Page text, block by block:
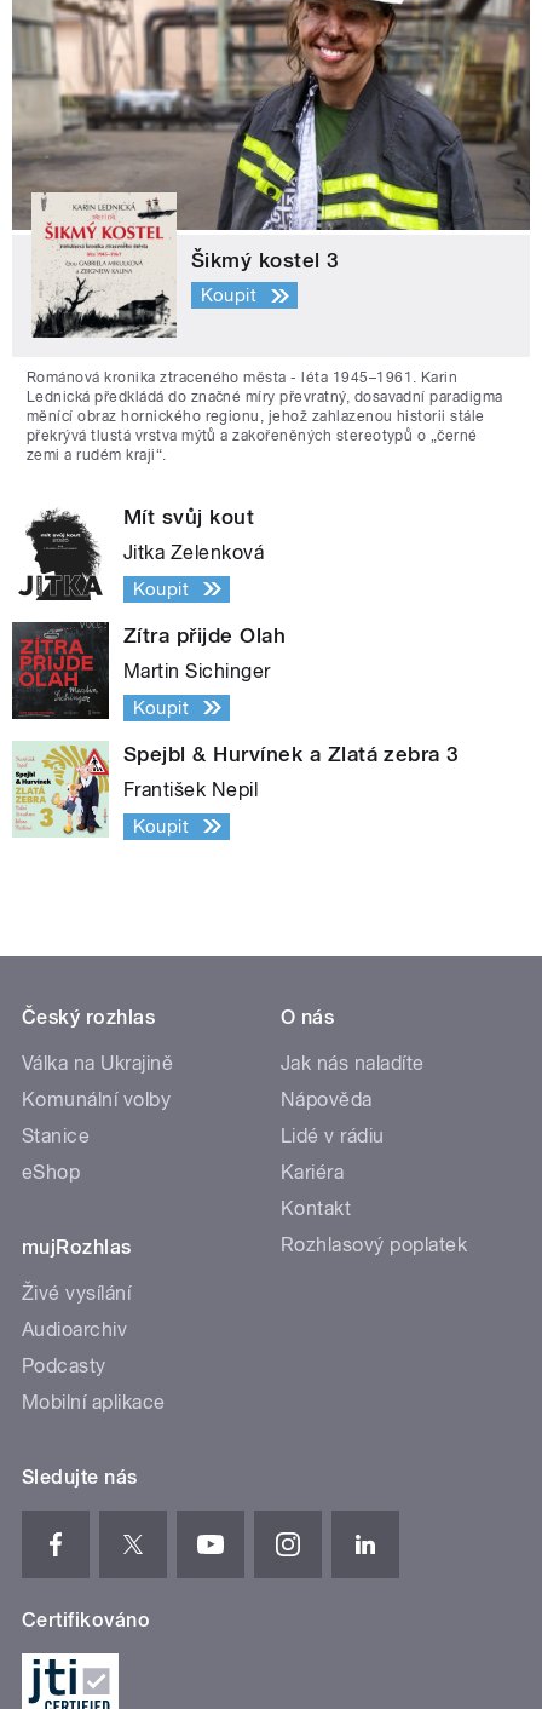
Šikmý kostel 3
Koupit
Románová kronika ztraceného města - léta 1945–1961. Karin
Lednická předkládá do značné míry převratný, dosavadní paradigma
měnící obraz hornického regionu, jehož zahlazenou historii stále
překrývá tlustá vrstva mýtů a zakořeněných stereotypů o „černé
zemi a rudém kraji“.
Mít svůj kout
Jitka Zelenková
Koupit
Zítra přijde Olah
Martin Sichinger
Koupit
Spejbl & Hurvínek a Zlatá zebra 3
František Nepil
Koupit
Český rozhlas
Válka na Ukrajině
Komunální volby
Stanice
eShop
mujRozhlas
Živé vysílání
Audioarchiv
Podcasty
Mobilní aplikace
O nás
Jak nás naladíte
Nápověda
Lidé v rádiu
Kariéra
Kontakt
Rozhlasový poplatek
Sledujte nás
Certifikováno